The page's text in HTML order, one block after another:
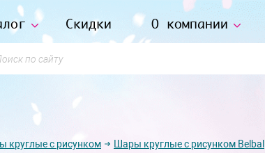
Скидки О компании
по сайту
круглые с рисунком
Шары круглые с рисунком Belbal